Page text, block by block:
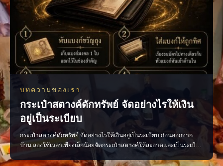
บทความของเรา
กระเป๋าสตางค์ดักทรัพย์ จัดอย่างไรให้เงิน
อยู่เป็นระเบียบ
กระเป๋าสตางค์ดักทรัพย์ จัดอย่างไรให้เงินอยู่เป็นระเบียบ ก่อนออกจาก
บ้าน ลองใช้เวลาเพียงเล็กน้อยจัดกระเป๋าสตางค์ให้สะอาดและเป็นระเบียบ
ตามความเชื่อถือว่าเป็นการเปิดทางรับพลังการเงินที่ดี • เก็บแบงก์ขวัญถุง